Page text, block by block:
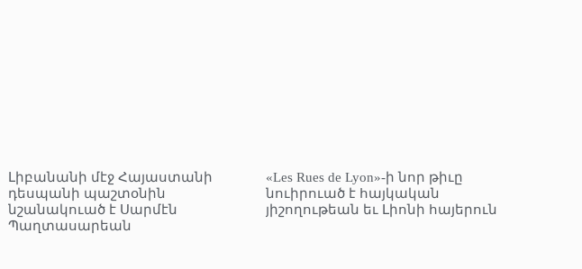
Լիբանանի մէջ Հայաստանի
դեսպանի պաշտօնին
նշանակուած է Սարմէն
Պաղտասարեան
«Les Rues de Lyon»-ի նոր թիւը
նուիրուած է հայկական
յիշողութեան եւ Լիոնի հայերուն